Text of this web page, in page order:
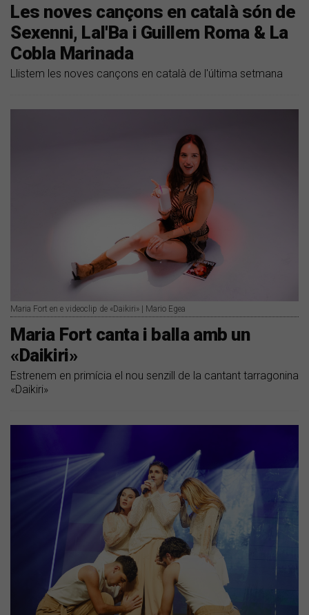
Les noves cançons en català són de
Sexenni, Lal'Ba i Guillem Roma & La
Cobla Marinada
Llistem les noves cançons en català de l'última setmana
Maria Fort en e videoclip de «Daikiri» | Mario Egea
Maria Fort canta i balla amb un
«Daikiri»
Estrenem en primícia el nou senzill de la cantant tarragonina
«Daikiri»